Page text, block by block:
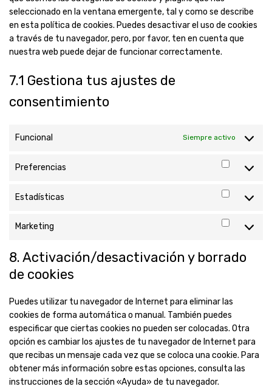
seleccionado en la ventana emergente, tal y como se describe
en esta política de cookies. Puedes desactivar el uso de cookies
a través de tu navegador, pero, por favor, ten en cuenta que
nuestra web puede dejar de funcionar correctamente.
7.1 Gestiona tus ajustes de
consentimiento
Funcional Siempre activo
Preferencias
Estadísticas
Marketing
8. Activación/desactivación y borrado
de cookies
Puedes utilizar tu navegador de Internet para eliminar las
cookies de forma automática o manual. También puedes
especificar que ciertas cookies no pueden ser colocadas. Otra
opción es cambiar los ajustes de tu navegador de Internet para
que recibas un mensaje cada vez que se coloca una cookie. Para
obtener más información sobre estas opciones, consulta las
instrucciones de la sección «Ayuda» de tu navegador.